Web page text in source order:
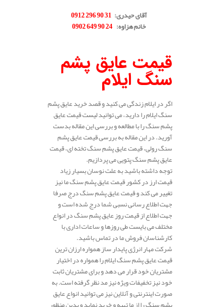
آقای حیدری:
31 90 296 0912
خانم هزاوه:
24 90 649 0902
قیمت عایق پشم
سنگ ایلام
اگر در ایلام زندگی می کنید و قصد خرید عایق پشم
سنگ ایلام را دارید، می توانید لیست قیمت عایق
پشم سنگ را با مطالعه و بررسی این مقاله بدست
آورید. در این مقاله به بررسی قیمت عایق پشم
سنگ رولی، قیمت عایق پشم سنگ تخته ای، قیمت
عایق پشم سنگ پتویی می پردازیم.
توجه داشته باشید به علت نوسان بسیار زیاد
قیمت ارز در کشور قیمت عایق پشم سنگ ما نیز
تغییر می کند و قیمت عایق پشم سنگ درج صرفا
جهت اطلاع رسانی نسبی شما درج شده است و
جهت اطلاع از قیمت روز عایق پشم سنگ در انواع
مختلف می بایست طی روزها و ساعات اداری با
کارشناسان فروش ما در تماس باشید.
شرکت مهار انرژی پایدار ساز همواره ارزان ترین
قیمت عایق پشم سنگ ایلام را همواره در اختیار
مشتریان خود قرار می دهد و برای مشتریان ثابت
خود نیز تخفیفات ویژه نیز مد نظر گرفته است. به
صورت اینترنتی و آنلاین نیز می توانید انواع عایق